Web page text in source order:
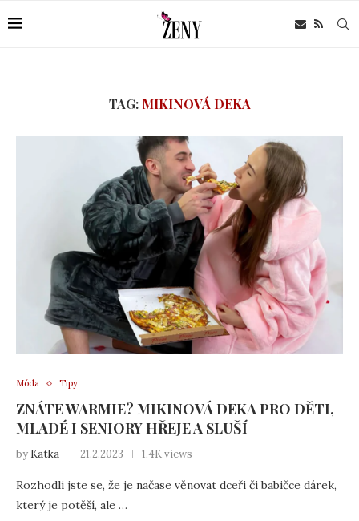
TAG: MIKINOVÁ DEKA
Móda Tipy
ZNÁTE WARMIE? MIKINOVÁ DEKA PRO DĚTI,
MLADÉ I SENIORY HŘEJE A SLUŠÍ
by Katka 21.2.2023 1,4K views
Rozhodli jste se, že je načase věnovat dceři či babičce dárek,
který je potěší, ale …